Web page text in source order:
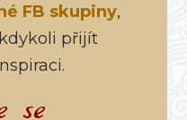
FB skupiny,
přijít
se